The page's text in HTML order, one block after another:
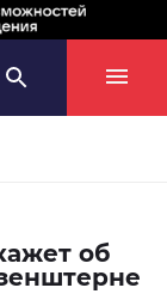
об